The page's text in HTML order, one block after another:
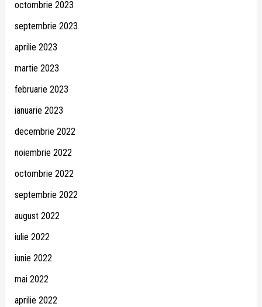
octombrie 2023
septembrie 2023
aprilie 2023
martie 2023
februarie 2023
ianuarie 2023
decembrie 2022
noiembrie 2022
octombrie 2022
septembrie 2022
august 2022
iulie 2022
iunie 2022
mai 2022
aprilie 2022